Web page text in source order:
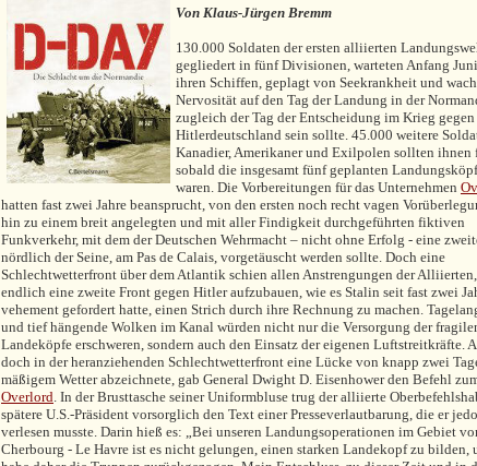
Von Klaus-Jürgen Bremm
130.000 Soldaten der ersten alliierten
gegliedert in fünf Divisionen, warteten Anfang
ihren Schiffen, geplagt von Seekrankheit und
Nervosität auf den Tag der Landung in der
zugleich der Tag der Entscheidung im Krieg gegen
Hitlerdeutschland sein sollte. 45.000 weitere
Kanadier, Amerikaner und Exilpolen sollten ihnen
sobald die insgesamt fünf geplanten
waren. Die Vorbereitungen für das Unternehmen
hatten fast zwei Jahre beansprucht, von den ersten noch recht vagen
hin zu einem breit angelegten und mit aller Findigkeit durchgeführten fiktiven
Funkverkehr, mit dem der Deutschen Wehrmacht – nicht ohne Erfolg - eine
nördlich der Seine, am Pas de Calais, vorgetäuscht werden sollte. Doch eine
Schlechtwetterfront über dem Atlantik schien allen Anstrengungen der
endlich eine zweite Front gegen Hitler aufzubauen, wie es Stalin seit fast zwei
vehement gefordert hatte, einen Strich durch ihre Rechnung zu machen.
und tief hängende Wolken im Kanal würden nicht nur die Versorgung der
Landeköpfe erschweren, sondern auch den Einsatz der eigenen Luftstreitkräfte.
doch in der heranziehenden Schlechtwetterfront eine Lücke von knapp zwei
mäßigem Wetter abzeichnete, gab General Dwight D. Eisenhower den Befehl
Overlord. In der Brusttasche seiner Uniformbluse trug der alliierte
spätere U.S.-Präsident vorsorglich den Text einer Presseverlautbarung, die er
verlesen musste. Darin hieß es: „Bei unseren Landungsoperationen im Gebiet
Cherbourg - Le Havre ist es nicht gelungen, einen starken Landekopf zu bilden,